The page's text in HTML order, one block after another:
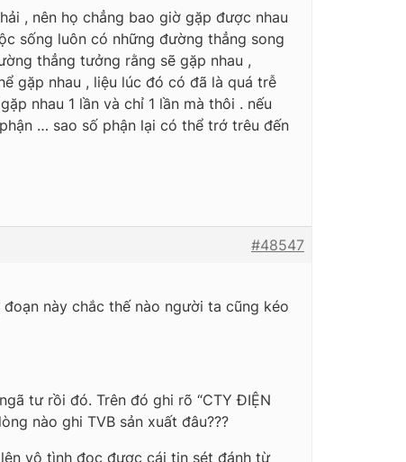
, nên họ chẳng bao giờ gặp được nhau
sống luôn có những đường thẳng song
thẳng tưởng rằng sẽ gặp nhau ,
gặp nhau , liệu lúc đó có đã là quá trễ
nhau 1 lần và chỉ 1 lần mà thôi . nếu
… sao số phận lại có thể trớ trêu đến
#48547
này chắc thế nào người ta cũng kéo
tư rồi đó. Trên đó ghi rõ “CTY ĐIỆN
nào ghi TVB sản xuất đâu???
vô tình đọc được cái tin sét đánh từ